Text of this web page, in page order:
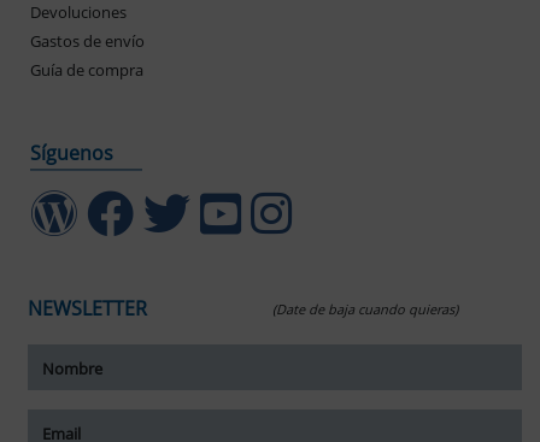
Devoluciones
Gastos de envío
Guía de compra
Síguenos
NEWSLETTER (Date de baja cuando quieras)
tamaño del texto
del texto